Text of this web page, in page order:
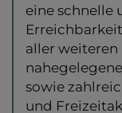
eine schnelle
aller weiteren
sowie
und